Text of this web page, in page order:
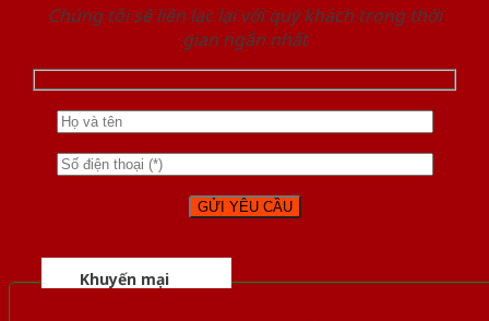
Chúng tôi sẽ liên lạc lại với quý khách trong thời
gian ngắn nhất
Khuyến mại